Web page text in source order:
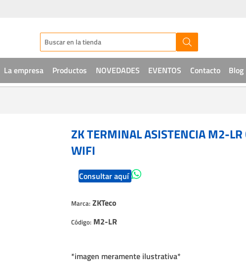
La empresa Productos
Telefonía
Intrusión
Soluciones IT
Cables
NOVEDADES EVENTOS Contacto Blog
ZK TERMINAL ASISTENCIA M2-
WIFI
Consultar aquí
Marca: ZKTeco
Código: M2-LR
*imagen meramente ilustrativa*